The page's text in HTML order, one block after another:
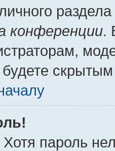
конференции.
пароль